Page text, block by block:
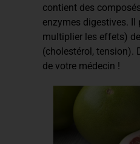
contient des
enzymes digestives. Il
multiplier les effets)
(cholestérol, tension).
de votre médecin !